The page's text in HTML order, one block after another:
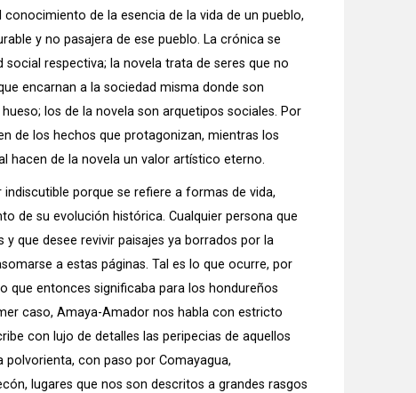
de la esencia de la vida de un pueblo,
y no pasajera de ese pueblo. La crónica se
respectiva; la novela trata de seres que no
encarnan a la sociedad misma donde son
los de la novela son arquetipos sociales. Por
de los hechos que protagonizan, mientras los
hacen de la novela un valor artístico eterno.
porque se refiere a formas de vida,
de su evolución histórica. Cualquier persona que
que desee revivir paisajes ya borrados por la
a estas páginas. Tal es lo que ocurre, por
que entonces significaba para los hondureños
caso, Amaya-Amador nos habla con estricto
con lujo de detalles las peripecias de aquellos
con paso por Comayagua,
lugares que nos son descritos a grandes rasgos